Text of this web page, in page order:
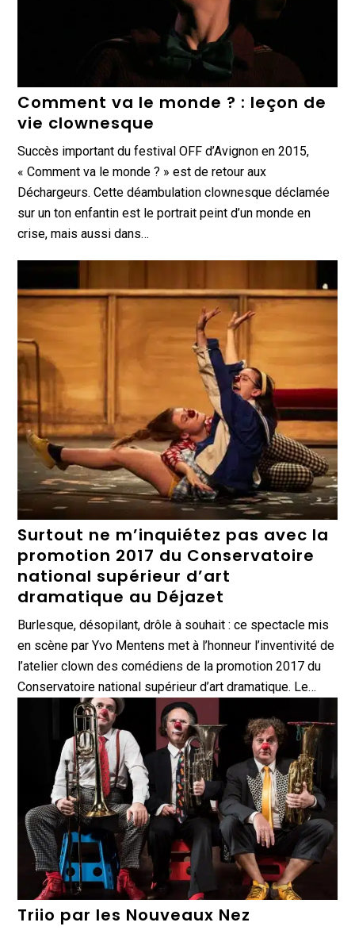
Comment va le monde ? : leçon de
vie clownesque
Succès important du festival OFF d’Avignon en 2015,
« Comment va le monde ? » est de retour aux
Déchargeurs. Cette déambulation clownesque déclamée
sur un ton enfantin est le portrait peint d’un monde en
crise, mais aussi dans…
Surtout ne m’inquiétez pas avec la
promotion 2017 du Conservatoire
national supérieur d’art
dramatique au Déjazet
Burlesque, désopilant, drôle à souhait : ce spectacle mis
en scène par Yvo Mentens met à l’honneur l’inventivité de
l’atelier clown des comédiens de la promotion 2017 du
Conservatoire national supérieur d’art dramatique. Le…
Triio par les Nouveaux Nez